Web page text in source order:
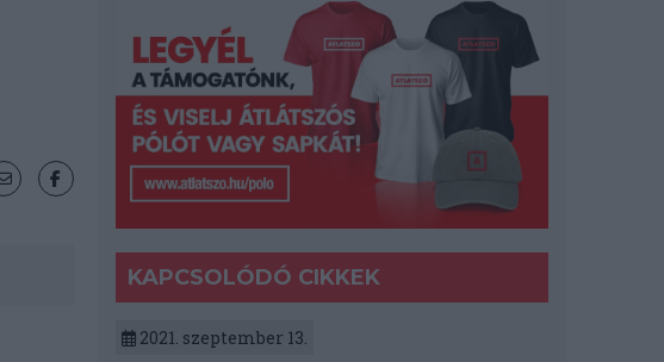
KAPCSOLÓDÓ CIKKEK
2021. szeptember 13.